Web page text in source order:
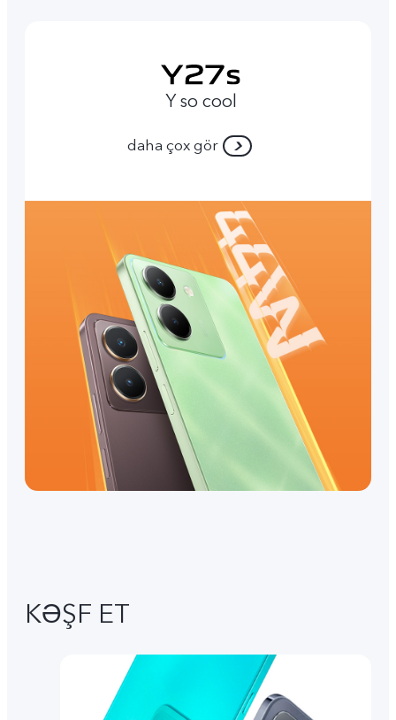
Y so cool
daha çox gör
KƏŞF ET